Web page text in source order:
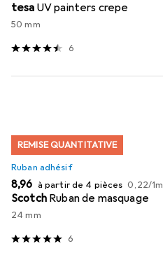
tesa UV painters crepe
50 mm
6
REMISE QUANTITATIVE
Ruban adhésif
EUR
8,96 à partir de 4 pièces EUR
0,22/1m
Scotch Ruban de masquage
24 mm
6